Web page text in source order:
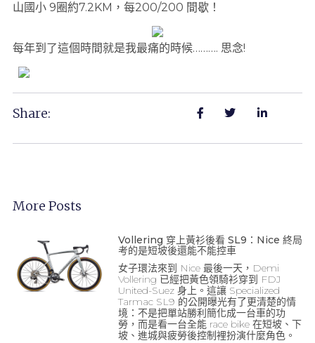
山國小 9圈約7.2KM，每200/200 間歇！
每年到了這個時間就是我最痛的時候………. 思念!
Share:
More Posts
Vollering 穿上黃衫後看 SL9：Nice 終局
考的是短坡後還能不能控車
女子環法來到 Nice 最後一天，Demi
Vollering 已經把黃色領騎衫穿到 FDJ
United-Suez 身上。這讓 Specialized
Tarmac SL9 的公開曝光有了更清楚的情
境：不是把單站勝利簡化成一台車的功
勞，而是看一台全能 race bike 在短坡、下
坡、進城與疲勞後控制裡扮演什麼角色。